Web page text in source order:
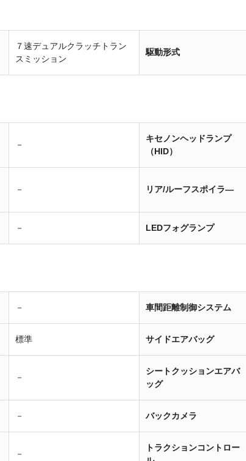
７速デュアルクラッチトラン
スミッション
駆動形式
－
キセノンヘッドランプ
（HID）
－ リア/ルーフスポイラ―
－ LEDフォグランプ
－ 車間距離制御システム
標準 サイドエアバッグ
－
シートクッションエアバ
ッグ
－ バックカメラ
－
トラクションコントロー